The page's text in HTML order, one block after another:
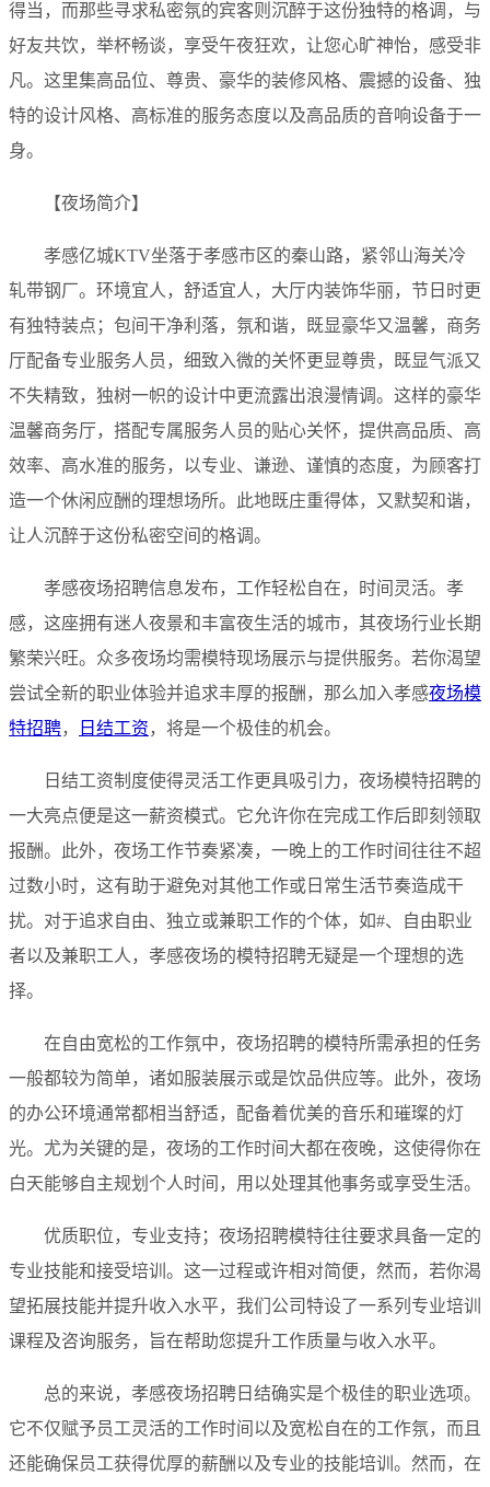
得当，而那些寻求私密氛的宾客则沉醉于这份独特的格调，与
好友共饮，举杯畅谈，享受午夜狂欢，让您心旷神怡，感受非
凡。这里集高品位、尊贵、豪华的装修风格、震撼的设备、独
特的设计风格、高标准的服务态度以及高品质的音响设备于一
身。
【夜场简介】
孝感亿城KTV坐落于孝感市区的秦山路，紧邻山海关冷
轧带钢厂。环境宜人，舒适宜人，大厅内装饰华丽，节日时更
有独特装点；包间干净利落，氛和谐，既显豪华又温馨，商务
厅配备专业服务人员，细致入微的关怀更显尊贵，既显气派又
不失精致，独树一帜的设计中更流露出浪漫情调。这样的豪华
温馨商务厅，搭配专属服务人员的贴心关怀，提供高品质、高
效率、高水准的服务，以专业、谦逊、谨慎的态度，为顾客打
造一个休闲应酬的理想场所。此地既庄重得体，又默契和谐，
让人沉醉于这份私密空间的格调。
孝感夜场招聘信息发布，工作轻松自在，时间灵活。孝
感，这座拥有迷人夜景和丰富夜生活的城市，其夜场行业长期
繁荣兴旺。众多夜场均需模特现场展示与提供服务。若你渴望
尝试全新的职业体验并追求丰厚的报酬，那么加入孝感夜场模
特招聘， 日结工资，将是一个极佳的机会。
日结工资制度使得灵活工作更具吸引力，夜场模特招聘的
一大亮点便是这一薪资模式。它允许你在完成工作后即刻领取
报酬。此外，夜场工作节奏紧凑，一晚上的工作时间往往不超
过数小时，这有助于避免对其他工作或日常生活节奏造成干
扰。对于追求自由、独立或兼职工作的个体，如#、自由职业
者以及兼职工人，孝感夜场的模特招聘无疑是一个理想的选
择。
在自由宽松的工作氛中，夜场招聘的模特所需承担的任务
一般都较为简单，诸如服装展示或是饮品供应等。此外，夜场
的办公环境通常都相当舒适，配备着优美的音乐和璀璨的灯
光。尤为关键的是，夜场的工作时间大都在夜晚，这使得你在
白天能够自主规划个人时间，用以处理其他事务或享受生活。
优质职位，专业支持；夜场招聘模特往往要求具备一定的
专业技能和接受培训。这一过程或许相对简便，然而，若你渴
望拓展技能并提升收入水平，我们公司特设了一系列专业培训
课程及咨询服务，旨在帮助您提升工作质量与收入水平。
总的来说，孝感夜场招聘日结确实是个极佳的职业选项。
它不仅赋予员工灵活的工作时间以及宽松自在的工作氛，而且
还能确保员工获得优厚的薪酬以及专业的技能培训。然而，在